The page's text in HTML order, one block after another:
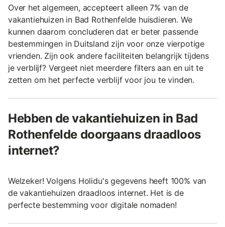
Over het algemeen, accepteert alleen 7% van de
vakantiehuizen in Bad Rothenfelde huisdieren. We
kunnen daarom concluderen dat er beter passende
bestemmingen in Duitsland zijn voor onze vierpotige
vrienden. Zijn ook andere faciliteiten belangrijk tijdens
je verblijf? Vergeet niet meerdere filters aan en uit te
zetten om het perfecte verblijf voor jou te vinden.
Hebben de vakantiehuizen in Bad
Rothenfelde doorgaans draadloos
internet?
Welzeker! Volgens Holidu's gegevens heeft 100% van
de vakantiehuizen draadloos internet. Het is de
perfecte bestemming voor digitale nomaden!